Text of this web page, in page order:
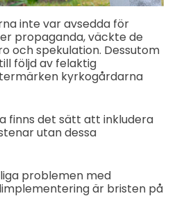
inte var avsedda för
propaganda, väckte de
och spekulation. Dessutom
följd av felaktig
kyrkogårdarna
finns det sätt att inkludera
utan dessa
problemen med
är bristen på